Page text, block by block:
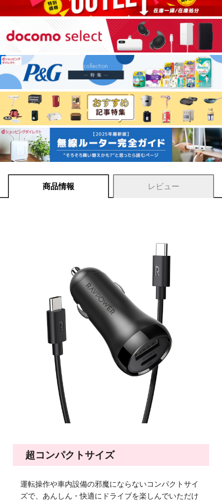
商品情報 レビュー
超コンパクトサイズ
運転操作や車内設備の邪魔にならないコンパクトサイ
ズで、あんしん・快適にドライブを楽しんでいただけ